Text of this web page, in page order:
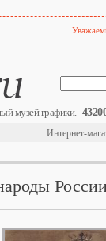
музей графики.
Интернет-